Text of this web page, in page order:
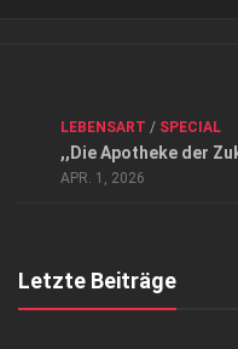
Datenschutzerklärung
Top Magazin Dresden /
LEBENSART / SPECIAL
,,Die Apotheke der
APR. 1, 2026
Letzte Beiträge